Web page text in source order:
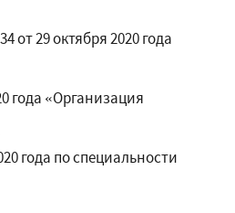
29 октября 2020 года
года «Организация
года по специальности